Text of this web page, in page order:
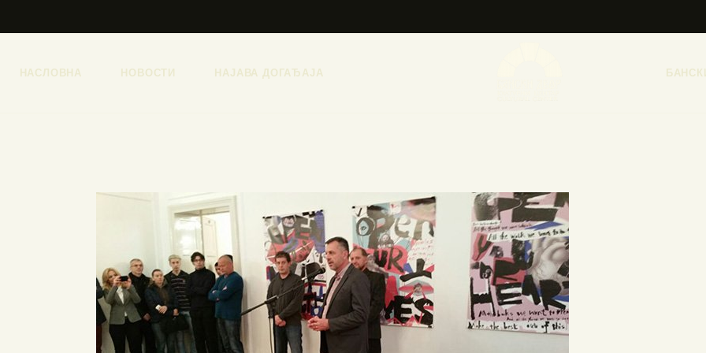
НАСЛОВНА НОВОСТИ НАЈАВА ДОГАЂАЈА
ФОТОГРАФИЈЕ
ВИДЕО
КОНТАКТ